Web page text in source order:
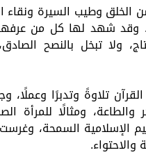
وطيب السيرة ونقاء
وقد شهد لها كل من
ولا تبخل بالنصح
تلاوةً وتدبرًا وعملًا،
ومثالًا للمرأة
الإسلامية السمحة،